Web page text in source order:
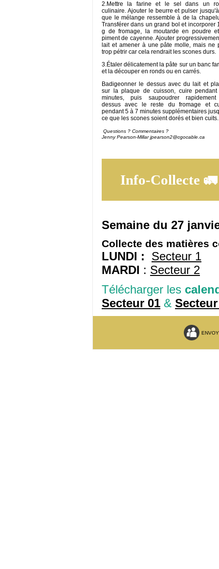
2.Mettre la farine et le sel dans un
culinaire. Ajouter le beurre et pulser
que le mélange ressemble à de la
Transférer dans un grand bol et incorporer
g de fromage, la moutarde en poudre
piment de cayenne. Ajouter
lait et amener à une pâte molle, mais ne
trop pétrir car cela rendrait les scones durs.
3.Étaler délicatement la pâte sur un banc
et la découper en ronds ou en carrés.
Badigeonner le dessus avec du lait et
sur la plaque de cuisson, cuire
minutes, puis saupoudrer
dessus avec le reste du fromage et
pendant 5 à 7 minutes supplémentaires
ce que les scones soient dorés et bien cuits.
Questions ? Commentaires ?
Jenny Pearson-Millar jpearson2@cgocable.ca
Info-Collecte 🚛
Semaine du 27
Collecte des matières
LUNDI :
Secteur 1
MARDI : Secteur 2
Télécharger les
Secteur 01 &